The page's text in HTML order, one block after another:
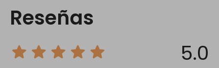
Reseñas
5.0